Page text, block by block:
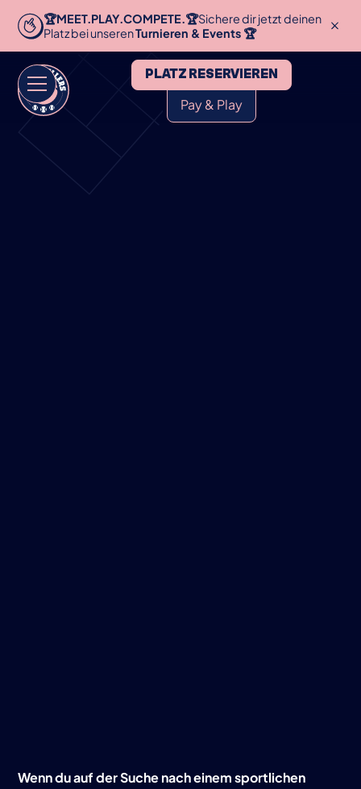
🏆MEET.PLAY.COMPETE.🏆Sichere dir jetzt deinen
Platz bei unserenTurnieren & Events 🏆
PLATZ RESERVIEREN
Pay & Play
Wenn du auf der Suche nach einem sportlichen